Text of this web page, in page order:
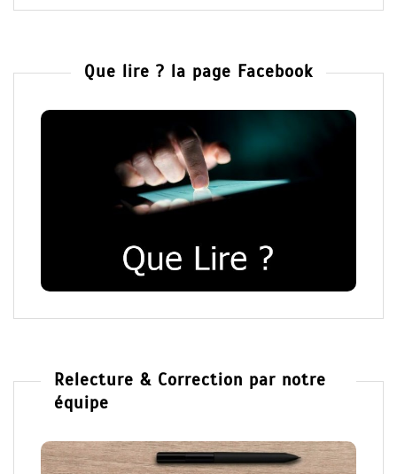
Que lire ? la page Facebook
Relecture & Correction par notre
équipe